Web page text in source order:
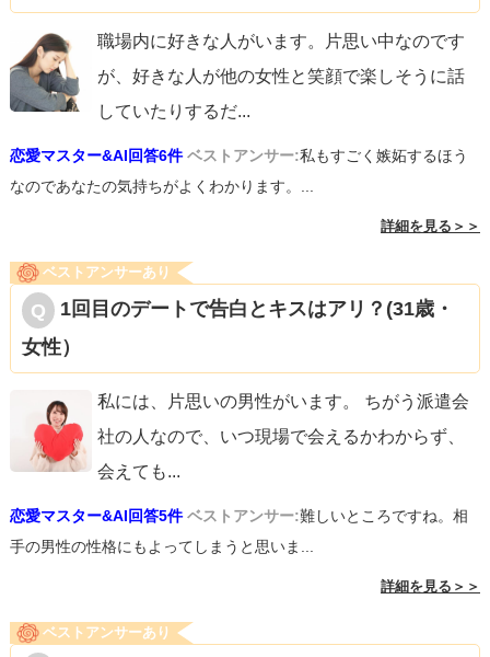
職場内に好きな人がいます。片思い中なのです
が、好きな人が他の女性と笑顔で楽しそうに話
していたりするだ...
恋愛マスター&AI回答6件 ベストアンサー:私もすごく嫉妬するほう
なのであなたの気持ちがよくわかります。...
詳細を見る＞＞
ベストアンサーあり
1回目のデートで告白とキスはアリ？(31歳・
女性）
私には、片思いの男性がいます。 ちがう派遣会
社の人なので、いつ現場で会えるかわからず、
会えても...
恋愛マスター&AI回答5件 ベストアンサー:難しいところですね。相
手の男性の性格にもよってしまうと思いま...
詳細を見る＞＞
ベストアンサーあり